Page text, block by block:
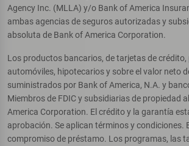
Agency Inc. (MLLA) y/o Bank of America
ambas agencias de seguros autorizadas y
absoluta de Bank of America Corporation.
Los productos bancarios, de tarjetas de
automóviles, hipotecarios y sobre el valor neto
suministrados por Bank of America, N.A. y
Miembros de FDIC y subsidiarias de propiedad
America Corporation. El crédito y la garantía
aprobación. Se aplican términos y condiciones.
compromiso de préstamo. Los programas, las